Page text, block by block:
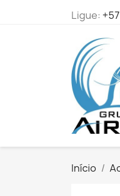
Ligue:
Início